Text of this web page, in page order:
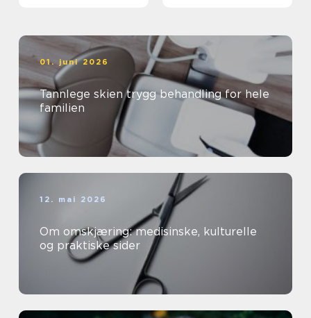
01. juni 2026
Tannlege skien trygg behandling for hele
familien
12. mai 2026
Om omskjæring: medisinske, kulturelle
og praktiske sider